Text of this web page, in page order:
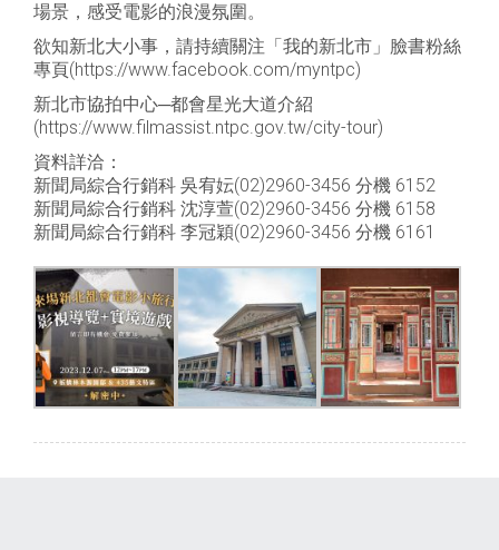
場景，感受電影的浪漫氛圍。
欲知新北大小事，請持續關注「我的新北市」臉書粉絲
專頁(https://www.facebook.com/myntpc)
新北市協拍中心─都會星光大道介紹
(https://www.filmassist.ntpc.gov.tw/city-tour)
資料詳洽：
新聞局綜合行銷科 吳宥妘(02)2960-3456 分機 6152
新聞局綜合行銷科 沈淳萱(02)2960-3456 分機 6158
新聞局綜合行銷科 李冠穎(02)2960-3456 分機 6161